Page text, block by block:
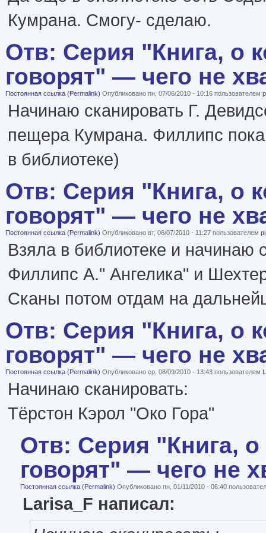
Кумрана. Смогу- сделаю.
Отв: Серия "Книга, о
говорят" — чего не
Постоянная ссылка (Permalink) Опубликовано пн, 07/06/2010 - 10:16 пользователем
Начинаю сканировать Г.
пещера Кумрана. Филлипс пока
в библиотеке)
Отв: Серия "Книга, о
говорят" — чего не
Постоянная ссылка (Permalink) Опубликовано вт, 06/07/2010 - 11:27 пользователем
Взяла в библиотеке и начинаю
Филлипс А." Ангелика" и
Сканы потом отдам на
Отв: Серия "Книга, о
говорят" — чего не
Постоянная ссылка (Permalink) Опубликовано ср, 08/09/2010 - 13:43 пользователем
Начинаю сканировать:
Тёрстон Кэрол "Око Гора"
Отв: Серия "Книга, о
говорят" — чего не
Постоянная ссылка (Permalink) Опубликовано пн, 01/11/2010 - 06:40
Larisa_F написал: